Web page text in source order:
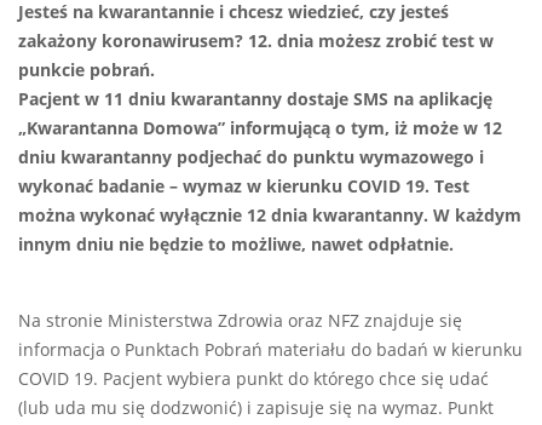
Jesteś na kwarantannie i chcesz wiedzieć, czy jesteś
zakażony koronawirusem? 12. dnia możesz zrobić test w
punkcie pobrań.
Pacjent w 11 dniu kwarantanny dostaje SMS na aplikację
„Kwarantanna Domowa” informującą o tym, iż może w 12
dniu kwarantanny podjechać do punktu wymazowego i
wykonać badanie – wymaz w kierunku COVID 19. Test
można wykonać wyłącznie 12 dnia kwarantanny. W każdym
innym dniu nie będzie to możliwe, nawet odpłatnie.
Na stronie Ministerstwa Zdrowia oraz NFZ znajduje się
informacja o Punktach Pobrań materiału do badań w kierunku
COVID 19. Pacjent wybiera punkt do którego chce się udać
(lub uda mu się dodzwonić) i zapisuje się na wymaz. Punkt